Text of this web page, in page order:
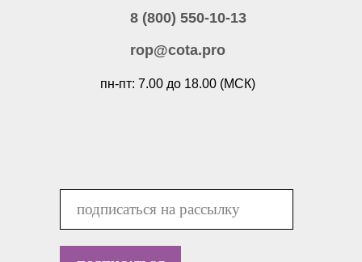
8 (800) 550-10-13
пн-пт: 7.00 до 18.00 (МСК)
rop@cota.pro